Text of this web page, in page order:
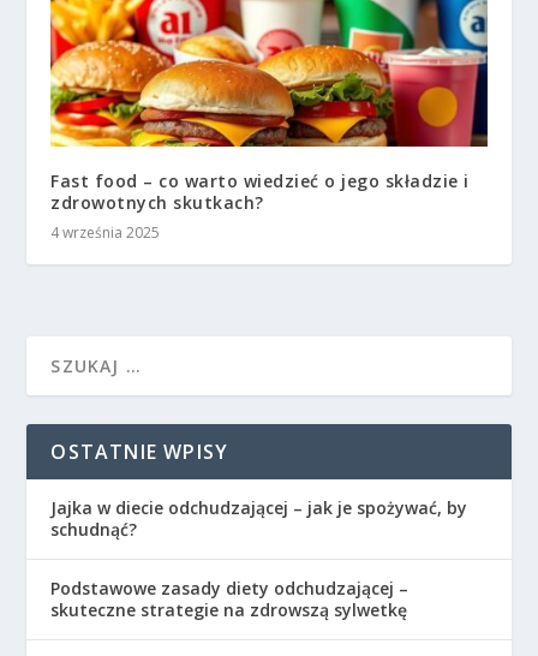
Fast food – co warto wiedzieć o jego składzie i
zdrowotnych skutkach?
4 września 2025
OSTATNIE WPISY
Jajka w diecie odchudzającej – jak je spożywać, by
schudnąć?
Podstawowe zasady diety odchudzającej –
skuteczne strategie na zdrowszą sylwetkę